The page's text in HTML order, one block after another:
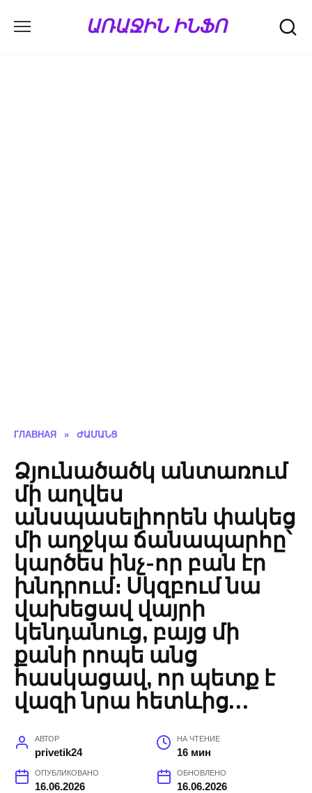
ԱՌԱՋԻՆ ԻՆՖՈ
ГЛАВНАЯ » ԺԱՄԱՆՑ
Ձյունածածկ անտառում
մի աղվես
անսպասելիորեն փակեց
մի աղջկա ճանապարհը՝
կարծես ինչ-որ բան էր
խնդրում։ Սկզբում նա
վախեցավ վայրի
կենդանուց, բայց մի
քանի րոպե անց
հասկացավ, որ պետք է
վազի նրա հետևից…
АВТОР
privetik24
НА ЧТЕНИЕ
16 мин
ОПУБЛИКОВАНО
16.06.2026
ОБНОВЛЕНО
16.06.2026